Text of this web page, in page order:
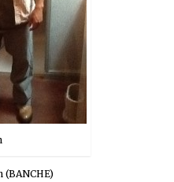
(BANCHE)